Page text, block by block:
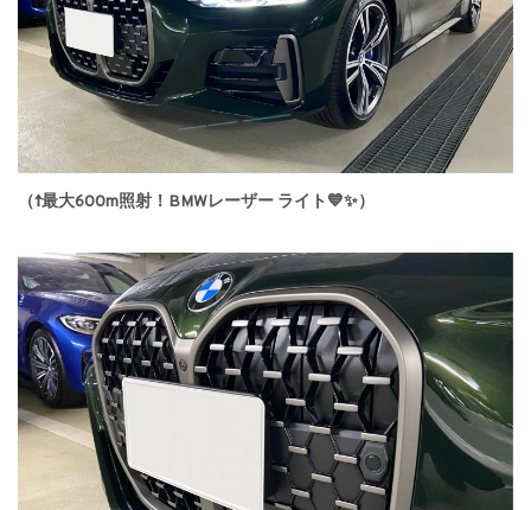
（↑最大600m照射！BMWレーザー ライト💙✨）